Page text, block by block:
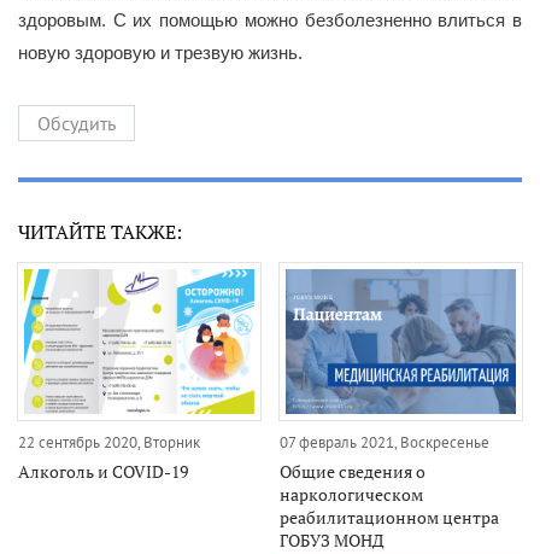
здоровым. С их помощью можно безболезненно влиться в
новую здоровую и трезвую жизнь.
Обсудить
ЧИТАЙТЕ ТАКЖЕ:
22 сентябрь 2020, Вторник
Алкоголь и COVID-19
07 февраль 2021, Воскресенье
Общие сведения о
наркологическом
реабилитационном центра
ГОБУЗ МОНД